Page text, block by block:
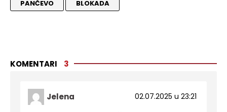
PANČEVO BLOKADA
KOMENTARI 3
Jelena
02.07.2025 u 23:21